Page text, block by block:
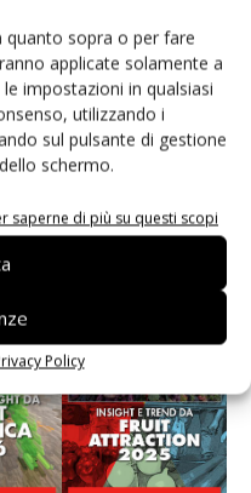
quanto sopra o per fare
applicate solamente a
impostazioni in qualsiasi
utilizzando i
sul pulsante di gestione
schermo.
saperne di più su questi scopi
Policy
creare stupore nel